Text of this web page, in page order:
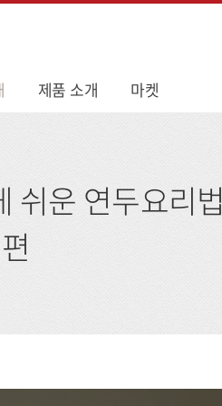
제품 소개 마켓
쉬운 연두요리법